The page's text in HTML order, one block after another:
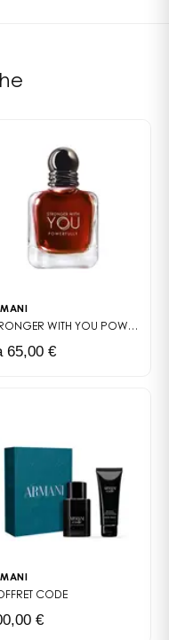
dalla forma
cattura la luce
STRONGER WITH YOU POWERFULLY
65,00 €
CODE
€